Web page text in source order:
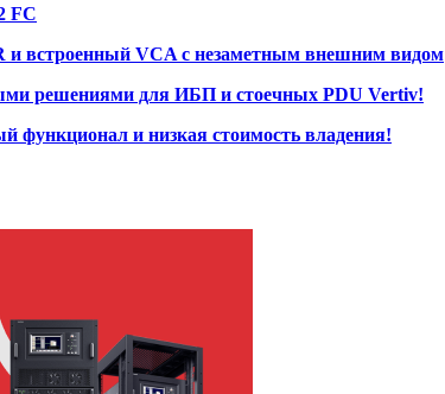
FC
встроенный VCA с незаметным внешним видом
решениями для ИБП и стоечных PDU Vertiv!
и низкая стоимость владения!